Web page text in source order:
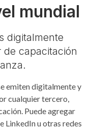
mundial
digitalmente
capacitación
emiten digitalmente y
cualquier tercero,
Puede agregar
LinkedIn u otras redes